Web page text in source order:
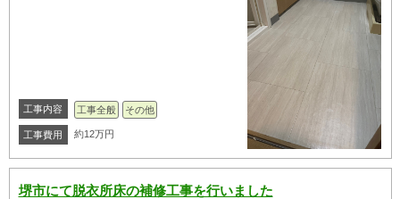
工事内容 工事全般 その他
工事費用 約12万円
堺市にて脱衣所床の補修工事を行いました